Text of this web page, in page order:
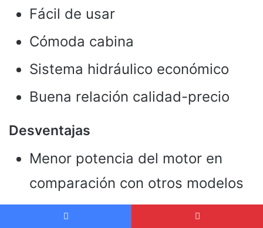
Fácil de usar
Cómoda cabina
Sistema hidráulico económico
Buena relación calidad-precio
Desventajas
Menor potencia del motor en
comparación con otros modelos
Menor capacidad de elevación